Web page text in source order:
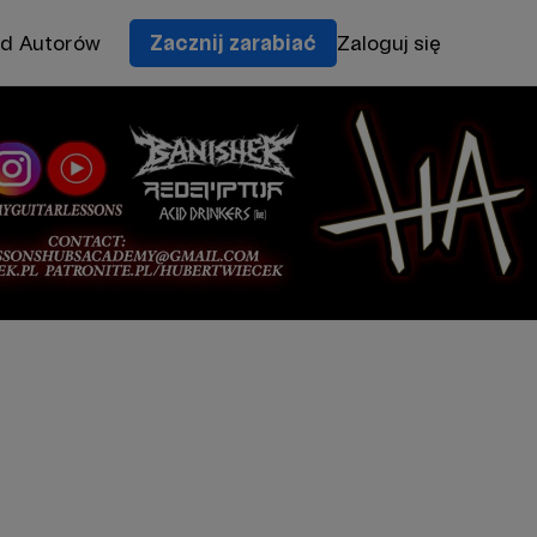
Autorów Zacznij zarabiać Zaloguj się